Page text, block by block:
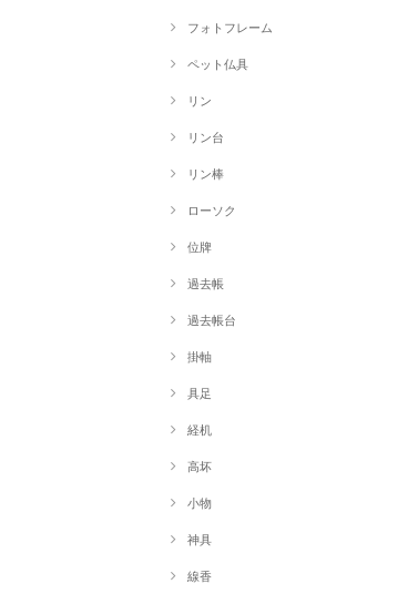
フォトフレーム
ペット仏具
リン
リン台
リン棒
ローソク
位牌
過去帳
過去帳台
掛軸
具足
経机
高坏
小物
神具
線香